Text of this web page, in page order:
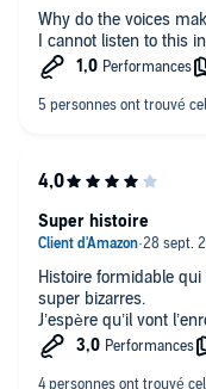
Why do the voices
I cannot listen to this
Histoire formidable qui rattrape le
super bizarres.
J’espère qu’il vont
Super histoire